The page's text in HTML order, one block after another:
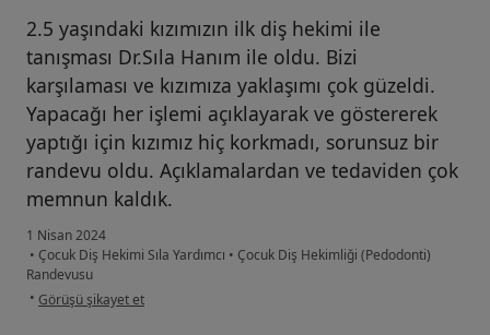
2.5 yaşındaki kızımızın ilk diş hekimi ile
tanışması Dr.Sıla Hanım ile oldu. Bizi
karşılaması ve kızımıza yaklaşımı çok güzeldi.
Yapacağı her işlemi açıklayarak ve göstererek
yaptığı için kızımız hiç korkmadı, sorunsuz bir
randevu oldu. Açıklamalardan ve tedaviden çok
memnun kaldık.
1 Nisan 2024
• Çocuk Diş Hekimi Sıla Yardımcı • Çocuk Diş Hekimliği (Pedodonti)
Randevusu
• kullanıcının görüşüne göre a.....
Görüşü şikayet et